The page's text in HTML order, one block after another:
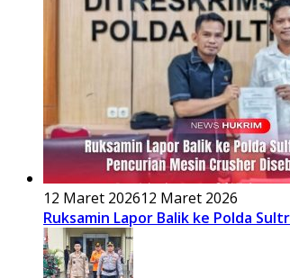
12 Maret 202612 Maret 2026
Ruksamin Lapor Balik ke Polda